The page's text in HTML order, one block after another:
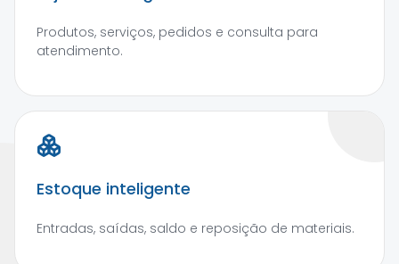
Produtos, serviços, pedidos e consulta para
atendimento.
Estoque inteligente
Entradas, saídas, saldo e reposição de materiais.